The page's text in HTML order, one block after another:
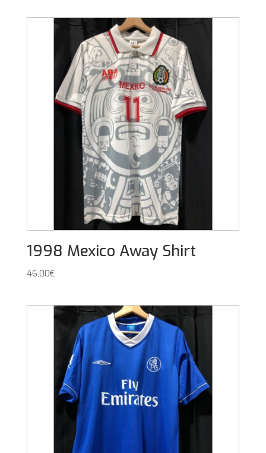
1998 Mexico Away Shirt
46,00€